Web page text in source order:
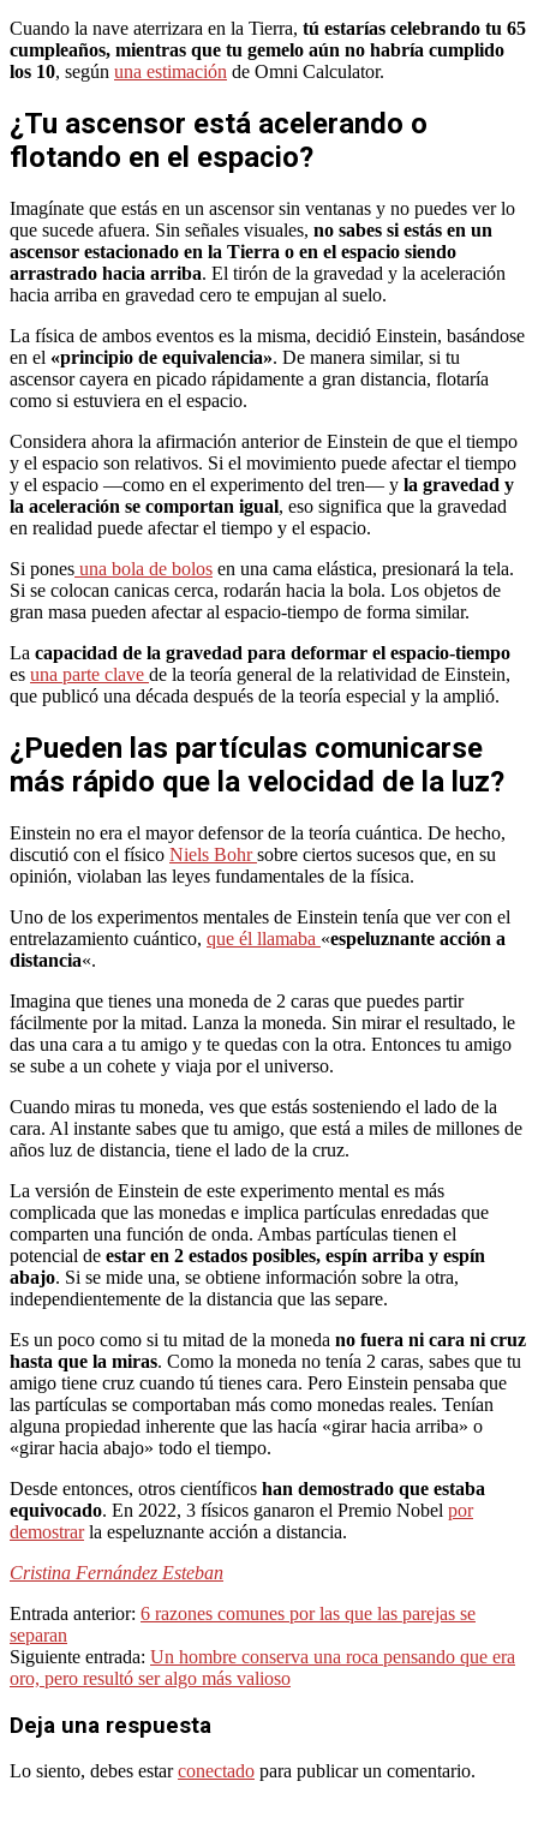
Cuando la nave aterrizara en la Tierra, tú estarías celebrando tu 65
cumpleaños, mientras que tu gemelo aún no habría cumplido
los 10, según una estimación de Omni Calculator.
¿Tu ascensor está acelerando o
flotando en el espacio?
Imagínate que estás en un ascensor sin ventanas y no puedes ver lo
que sucede afuera. Sin señales visuales, no sabes si estás en un
ascensor estacionado en la Tierra o en el espacio siendo
arrastrado hacia arriba. El tirón de la gravedad y la aceleración
hacia arriba en gravedad cero te empujan al suelo.
La física de ambos eventos es la misma, decidió Einstein, basándose
en el «principio de equivalencia». De manera similar, si tu
ascensor cayera en picado rápidamente a gran distancia, flotaría
como si estuviera en el espacio.
Considera ahora la afirmación anterior de Einstein de que el tiempo
y el espacio son relativos. Si el movimiento puede afectar el tiempo
y el espacio —como en el experimento del tren— y la gravedad y
la aceleración se comportan igual, eso significa que la gravedad
en realidad puede afectar el tiempo y el espacio.
Si pones una bola de bolos en una cama elástica, presionará la tela.
Si se colocan canicas cerca, rodarán hacia la bola. Los objetos de
gran masa pueden afectar al espacio-tiempo de forma similar.
La capacidad de la gravedad para deformar el espacio-tiempo
es una parte clave de la teoría general de la relatividad de Einstein,
que publicó una década después de la teoría especial y la amplió.
¿Pueden las partículas comunicarse
más rápido que la velocidad de la luz?
Einstein no era el mayor defensor de la teoría cuántica. De hecho,
discutió con el físico Niels Bohrsobre ciertos sucesos que, en su
opinión, violaban las leyes fundamentales de la física.
Uno de los experimentos mentales de Einstein tenía que ver con el
entrelazamiento cuántico, que él llamaba «espeluznante acción a
distancia«.
Imagina que tienes una moneda de 2 caras que puedes partir
fácilmente por la mitad. Lanza la moneda. Sin mirar el resultado, le
das una cara a tu amigo y te quedas con la otra. Entonces tu amigo
se sube a un cohete y viaja por el universo.
Cuando miras tu moneda, ves que estás sosteniendo el lado de la
cara. Al instante sabes que tu amigo, que está a miles de millones de
años luz de distancia, tiene el lado de la cruz.
La versión de Einstein de este experimento mental es más
complicada que las monedas e implica partículas enredadas que
comparten una función de onda. Ambas partículas tienen el
potencial de estar en 2 estados posibles, espín arriba y espín
abajo. Si se mide una, se obtiene información sobre la otra,
independientemente de la distancia que las separe.
Es un poco como si tu mitad de la moneda no fuera ni cara ni cruz
hasta que la miras. Como la moneda no tenía 2 caras, sabes que tu
amigo tiene cruz cuando tú tienes cara. Pero Einstein pensaba que
las partículas se comportaban más como monedas reales. Tenían
alguna propiedad inherente que las hacía «girar hacia arriba» o
«girar hacia abajo» todo el tiempo.
Desde entonces, otros científicos han demostrado que estaba
equivocado. En 2022, 3 físicos ganaron el Premio Nobel por
demostrarla espeluznante acción a distancia.
Cristina Fernández Esteban
2023-
12-
13
Entrada anterior: 6 razones comunes por las que las parejas se
separan
Siguiente entrada: Un hombre conserva una roca pensando que era
oro, pero resultó ser algo más valioso
Deja una respuesta
Lo siento, debes estarconectado para publicar un comentario.